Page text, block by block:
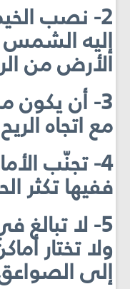
2- نصب
إليه الشمس
الأرض من
3- أن يكون
مع اتجاه
4- تجنّب
ففيها تكثر
5- لا تبالغ
ولا تختار
إلى